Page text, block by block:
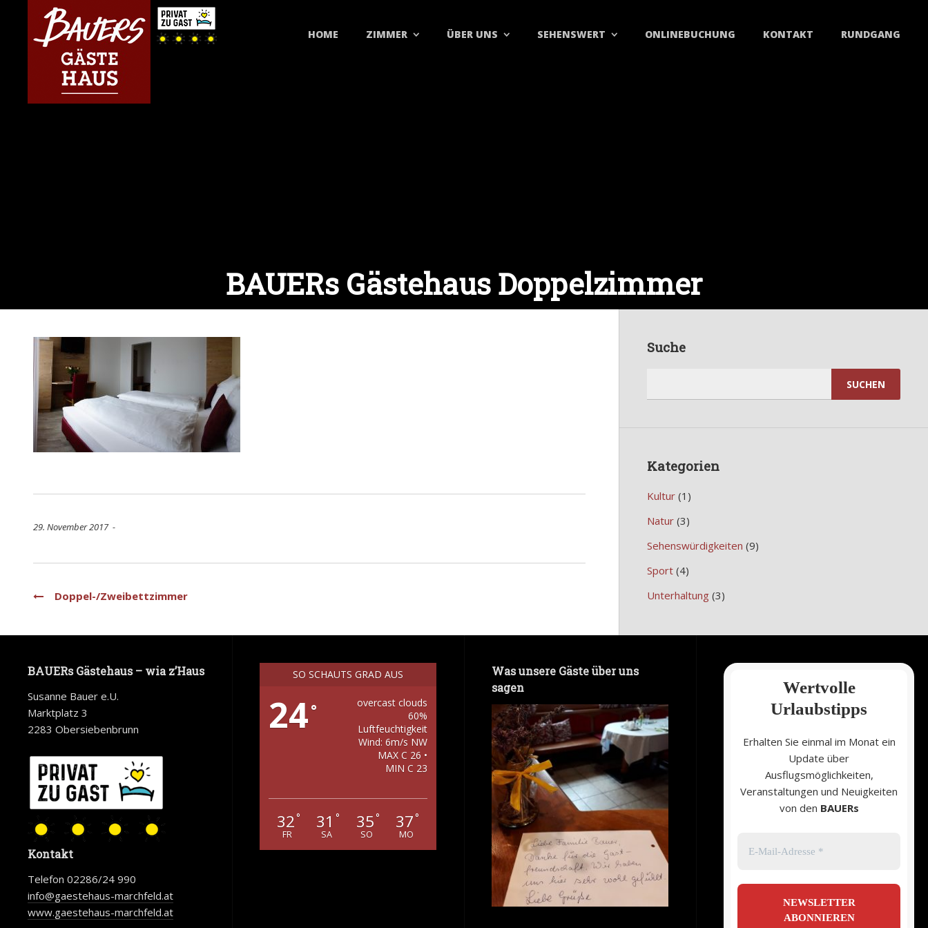
HOME ZIMMER ÜBER UNS SEHENSWERT ONLINEBUCHUNG KONTAKT RUNDGANG
BAUERs Gästehaus Doppelzimmer
29. November 2017 -
Beitragsnavigation
Doppel-/Zweibettzimmer
Suche
Kategorien
Kultur (1)
Natur (3)
Sehenswürdigkeiten (9)
Sport (4)
Unterhaltung (3)
BAUERs Gästehaus – wia z’Haus
Susanne Bauer e.U.
Marktplatz 3
2283 Obersiebenbrunn
Kontakt
Telefon 02286/24 990
info@gaestehaus-marchfeld.at
www.gaestehaus-marchfeld.at
SO SCHAUTS GRAD AUS
24°
overcast clouds
60%
Luftfeuchtigkeit
Wind: 6m/s NW
MAX C 26 •
MIN C 23
32 °
FR
31 °
SA
35 °
SO
37 °
MO
Was unsere Gäste über uns
sagen
Wertvolle
Urlaubstipps
Erhalten Sie einmal im Monat ein
Update über
Ausflugsmöglichkeiten,
Veranstaltungen und Neuigkeiten
von den BAUERs